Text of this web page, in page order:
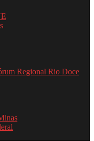
Regional Rio Doce